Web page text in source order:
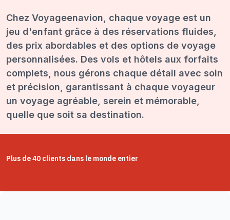
Chez Voyageenavion, chaque voyage est un
jeu d'enfant grâce à des réservations fluides,
des prix abordables et des options de voyage
personnalisées. Des vols et hôtels aux forfaits
complets, nous gérons chaque détail avec soin
et précision, garantissant à chaque voyageur
un voyage agréable, serein et mémorable,
quelle que soit sa destination.
Plus de 40 clients dans le monde entier